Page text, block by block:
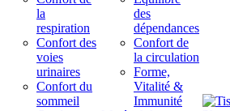
la
respiration
Confort des
voies
urinaires
Confort du
sommeil
des
dépendances
Confort de
la circulation
Forme,
Vitalité &
Immunité